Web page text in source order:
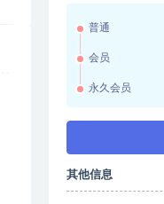
普通
会员
永久会员
其他信息